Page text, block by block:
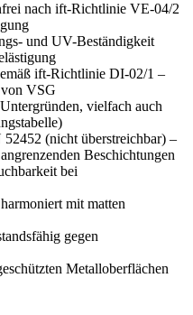
nach ift-Richtlinie VE-04/2
und UV-Beständigkeit
ift-Richtlinie DI-02/1 –
VSG
vielfach auch
(nicht überstreichbar) –
Beschichtungen
bei
mit matten
gegen
Metalloberflächen